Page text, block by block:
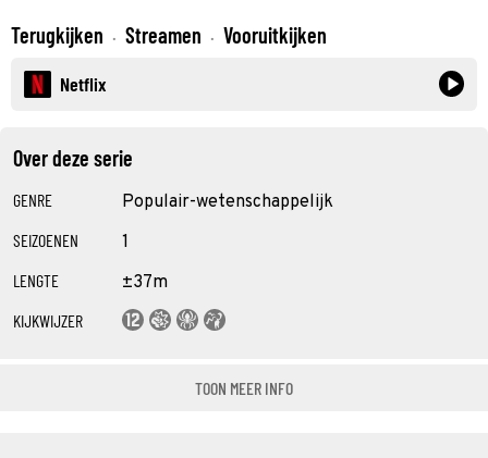
Over deze serie
GENRE Populair-wetenschappelijk
SEIZOENEN 1
LENGTE ±37m
KIJKWIJZER
TOON MEER INFO
Terugkijken · Streamen · Vooruitkijken
Netflix